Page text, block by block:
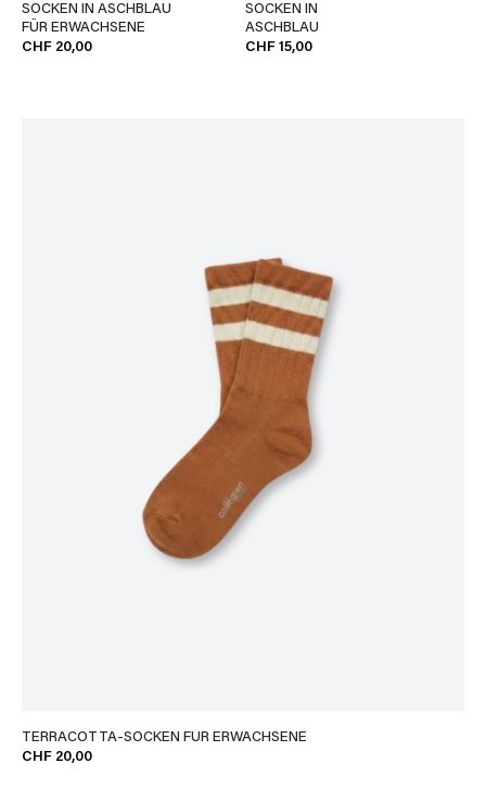
SOCKEN IN ASCHBLAU
FÜR ERWACHSENE
CHF 20,00
SOCKEN IN
ASCHBLAU
CHF 15,00
TERRACOTTA-SOCKEN FÜR ERWACHSENE
CHF 20,00